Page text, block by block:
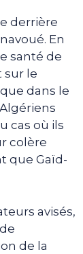
derrière
En
santé de
sur le
dans le
cas où ils
colère
que Gaïd-
avisés,
de la